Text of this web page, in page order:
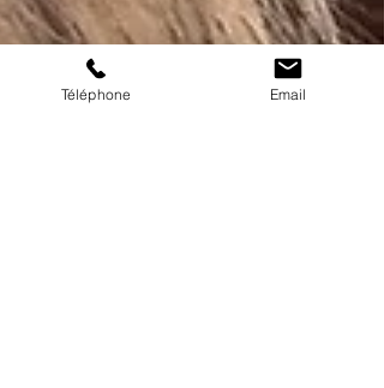
Téléphone Email